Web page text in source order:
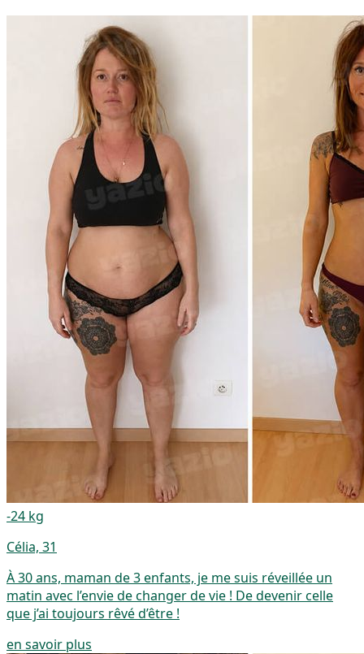
-24 kg
Célia, 31
À 30 ans, maman de 3 enfants, je me suis réveillée un
matin avec l’envie de changer de vie ! De devenir celle
que j’ai toujours rêvé d’être !
en savoir plus